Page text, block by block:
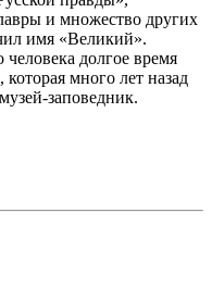
и множество других
имя «Великий».
долгое время
много лет назад
заповедник.